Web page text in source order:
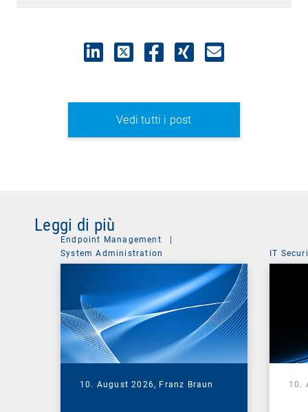
Vedi tutti i post
Leggi di più
Endpoint Management
|
System Administration
10. August 2026, Franz Braun
IT
10.